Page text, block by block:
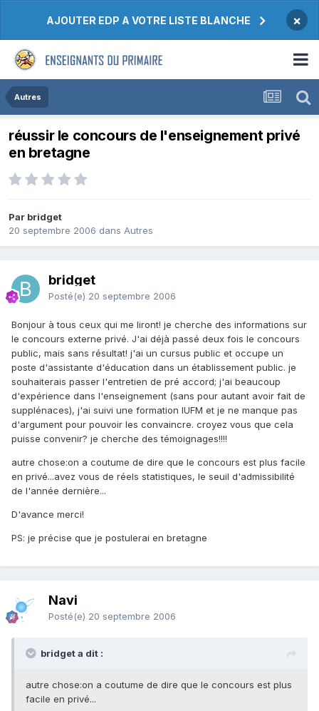
AJOUTER EDP A VOTRE LISTE BLANCHE ×
Autres
réussir le concours de l'enseignement privé
en bretagne
Par bridget
20 septembre 2006 dans Autres
bridget
Posté(e) 20 septembre 2006
Bonjour à tous ceux qui me liront! je cherche des informations sur
le concours externe privé. J'ai déjà passé deux fois le concours
public, mais sans résultat! j'ai un cursus public et occupe un
poste d'assistante d'éducation dans un établissement public. je
souhaiterais passer l'entretien de pré accord; j'ai beaucoup
d'expérience dans l'enseignement (sans pour autant avoir fait de
supplénaces), j'ai suivi une formation IUFM et je ne manque pas
d'argument pour pouvoir les convaincre. croyez vous que cela
puisse convenir? je cherche des témoignages!!!!
autre chose:on a coutume de dire que le concours est plus facile
en privé...avez vous de réels statistiques, le seuil d'admissibilité
de l'année dernière...
D'avance merci!
PS: je précise que je postulerai en bretagne
Navi
Posté(e) 20 septembre 2006
bridget a dit :
autre chose:on a coutume de dire que le concours est plus
facile en privé...